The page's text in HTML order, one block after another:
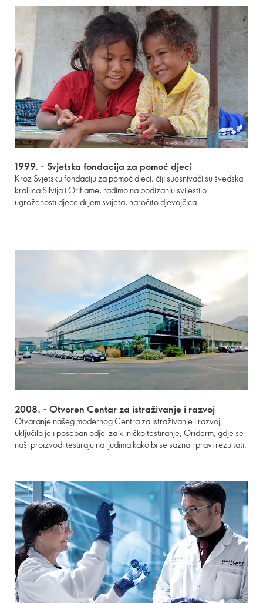
1999. - Svjetska fondacija za pomoć djeci
Kroz Svjetsku fondaciju za pomoć djeci, čiji suosnivači su švedska
kraljica Silvija i Oriflame, radimo na podizanju svijesti o
ugroženosti djece diljem svijeta, naročito djevojčica.
2008. - Otvoren Centar za istraživanje i razvoj
Otvaranje našeg modernog Centra za istraživanje i razvoj
uključilo je i poseban odjel za kliničko testiranje, Oriderm, gdje se
naši proizvodi testiraju na ljudima kako bi se saznali pravi rezultati.